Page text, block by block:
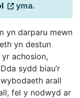
yma.
yn darparu mewn
yn destun
achosion,
sydd biau’r
arall
fel y nodwyd ar